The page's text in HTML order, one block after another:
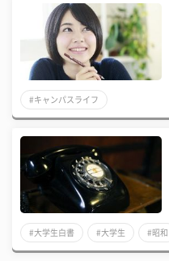
#キャンパスライフ
#大学生白書 #大学生 #昭和